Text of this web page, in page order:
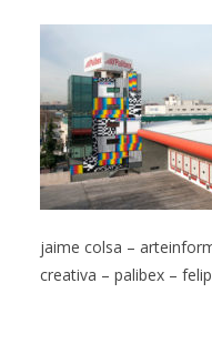
jaime colsa –
creativa – palibex –